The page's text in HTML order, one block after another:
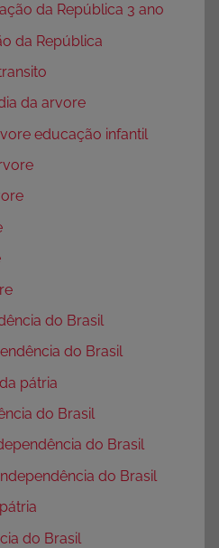
da República 3 ano
da República
da arvore
educação infantil
do Brasil
do Brasil
pátria
do Brasil
do Brasil
do Brasil
do Brasil